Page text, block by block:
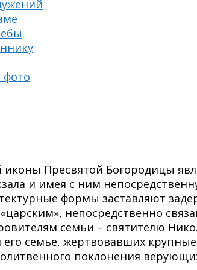
фото
Пресвятой Богородицы
и имея с ним
формы заставляют
непосредственно
семьи – святителю
семье, жертвовавших
поклонения